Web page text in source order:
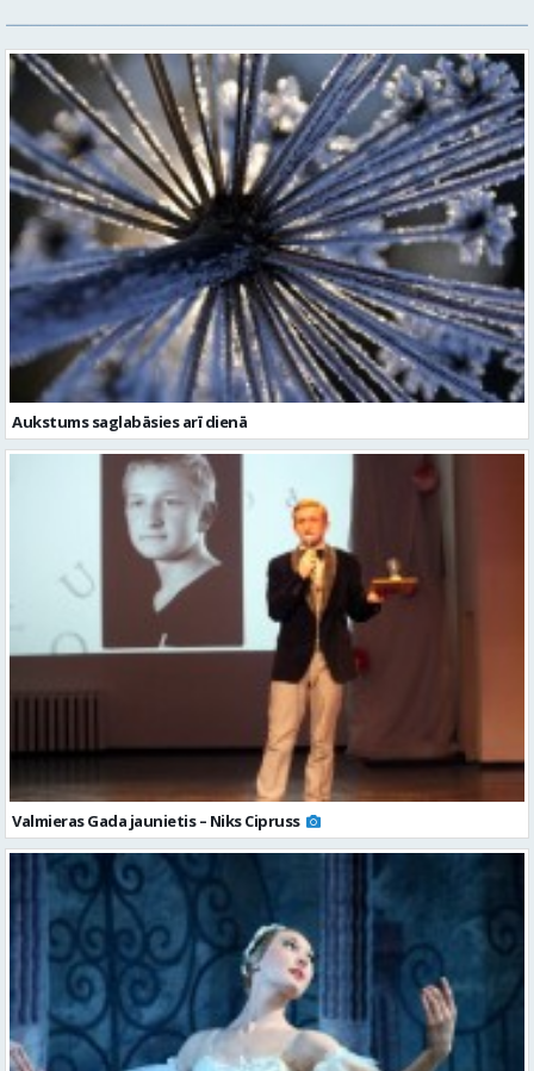
Aukstums saglabāsies arī dienā
Valmieras Gada jaunietis – Niks Cipruss